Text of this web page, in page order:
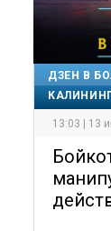
ДЗЕН В
13:03 | 13